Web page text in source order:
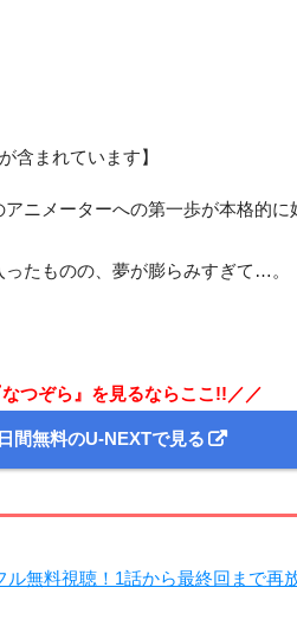
含まれています】
ニメーターへの第一歩が本格的に
たものの、夢が膨らみすぎて…。
なつぞら』を見るならここ!!／／
間無料のU-NEXTで見る
無料視聴！1話から最終回まで再